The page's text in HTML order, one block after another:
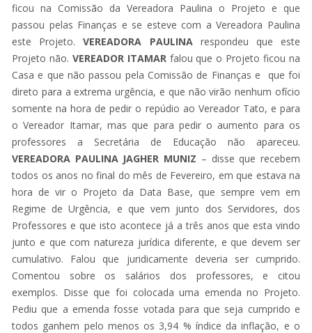
ficou na Comissão da Vereadora Paulina o Projeto e que
passou pelas Finanças e se esteve com a Vereadora Paulina
este Projeto.VEREADORA PAULINArespondeu que este
Projeto não. VEREADOR ITAMARfalou que o Projeto ficou na
Casa e que não passou pela Comissão de Finanças e que foi
direto para a extrema urgência, e que não virão nenhum ofício
somente na hora de pedir o repúdio ao Vereador Tato, e para
o Vereador Itamar, mas que para pedir o aumento para os
professores a Secretária de Educação não apareceu.
VEREADORA PAULINA JAGHER MUNIZ – disse que recebem
todos os anos no final do mês de Fevereiro, em que estava na
hora de vir o Projeto da Data Base, que sempre vem em
Regime de Urgência, e que vem junto dos Servidores, dos
Professores e que isto acontece já a três anos que esta vindo
junto e que com natureza jurídica diferente, e que devem ser
cumulativo. Falou que juridicamente deveria ser cumprido.
Comentou sobre os salários dos professores, e citou
exemplos. Disse que foi colocada uma emenda no Projeto.
Pediu que a emenda fosse votada para que seja cumprido e
todos ganhem pelo menos os 3,94 % índice da inflação, e o